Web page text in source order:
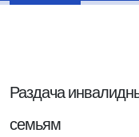
Раздача
семьям